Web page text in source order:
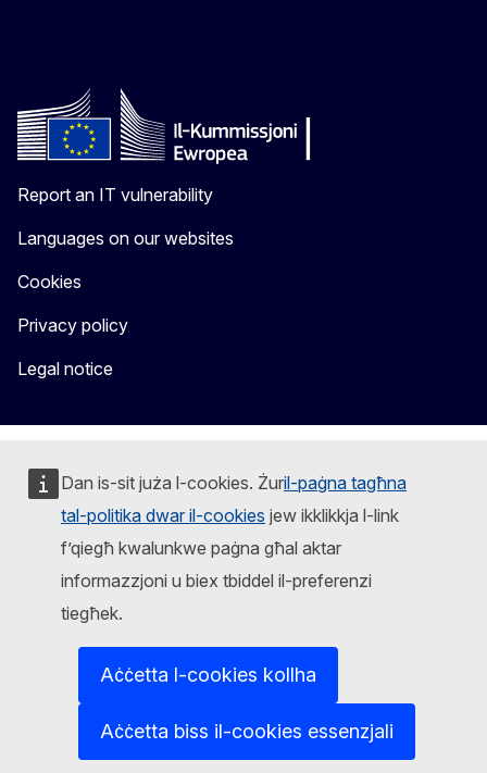
Dan is-sit juża l-cookies. Żuril-paġna tagħna
tal-politika dwar il-cookies jew ikklikkja l-link
f’qiegħ kwalunkwe paġna għal aktar
informazzjoni u biex tbiddel il-preferenzi
tiegħek.
Aċċetta l-cookies kollha
Aċċetta biss il-cookies essenzjali
Report an IT vulnerability
Languages on our websites
Cookies
Privacy policy
Legal notice